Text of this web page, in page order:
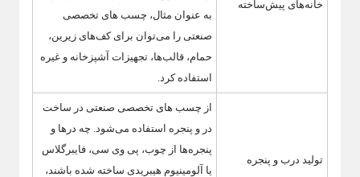
خانه‌های پیش‌ساخته
به عنوان مثال، چسب های تخصصی
صنعتی را می‌توان برای کف‌های زیرین،
حمام، قالب‌ها، تجهیزات آشپزخانه و غیره
استفاده کرد.
تولید درب و پنجره
از چسب های تخصصی صنعتی در ساخت
در و پنجره استفاده می‌شود. چه درها و
پنجره‌ها از چوب، پی وی سی، فایبرگلاس
یا آلومینیوم هیبریدی ساخته شده باشند،